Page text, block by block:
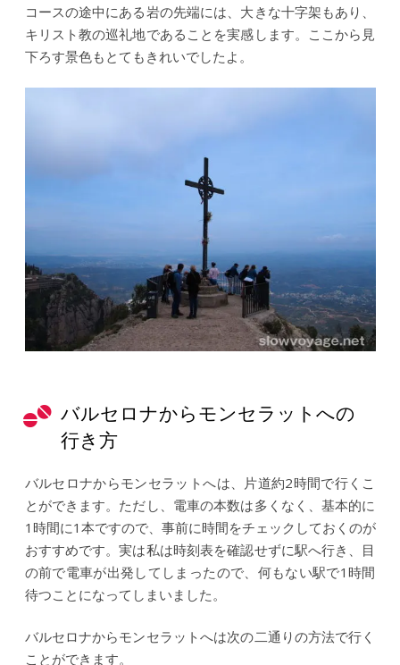
コースの途中にある岩の先端には、大きな十字架もあり、
キリスト教の巡礼地であることを実感します。ここから見
下ろす景色もとてもきれいでしたよ。
バルセロナからモンセラットへの
行き方
バルセロナからモンセラットへは、片道約2時間で行くこ
とができます。ただし、電車の本数は多くなく、基本的に
1時間に1本ですので、事前に時間をチェックしておくのが
おすすめです。実は私は時刻表を確認せずに駅へ行き、目
の前で電車が出発してしまったので、何もない駅で1時間
待つことになってしまいました。
バルセロナからモンセラットへは次の二通りの方法で行く
ことができます。